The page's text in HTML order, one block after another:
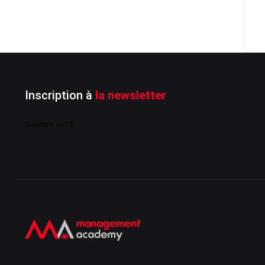
Inscription à la newsletter